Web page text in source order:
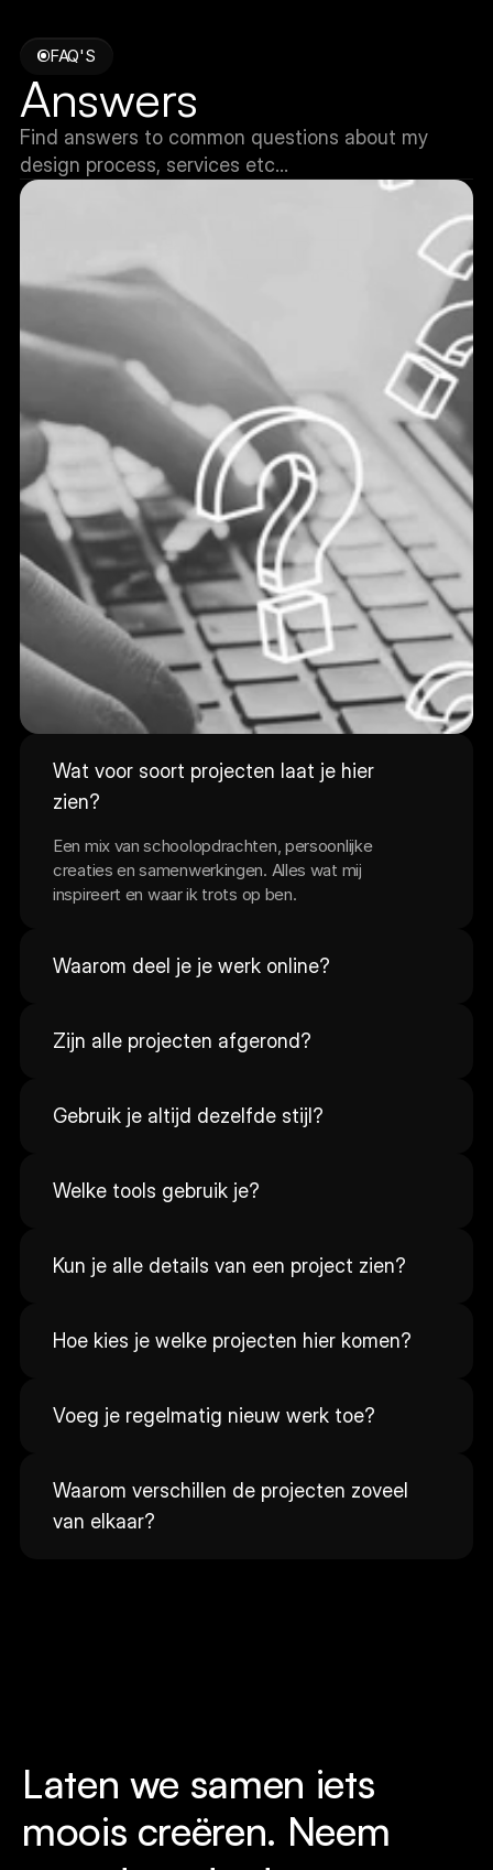
FAQ'S
Answers
Find answers to common questions about my
design process, services etc…
Wat voor soort projecten laat je hier
zien?
Een mix van schoolopdrachten, persoonlijke
creaties en samenwerkingen. Alles wat mij
inspireert en waar ik trots op ben.
Waarom deel je je werk online?
Zijn alle projecten afgerond?
Gebruik je altijd dezelfde stijl?
Welke tools gebruik je?
Kun je alle details van een project zien?
Hoe kies je welke projecten hier komen?
Voeg je regelmatig nieuw werk toe?
Waarom verschillen de projecten zoveel
van elkaar?
Laten we samen iets
moois creëren. Neem